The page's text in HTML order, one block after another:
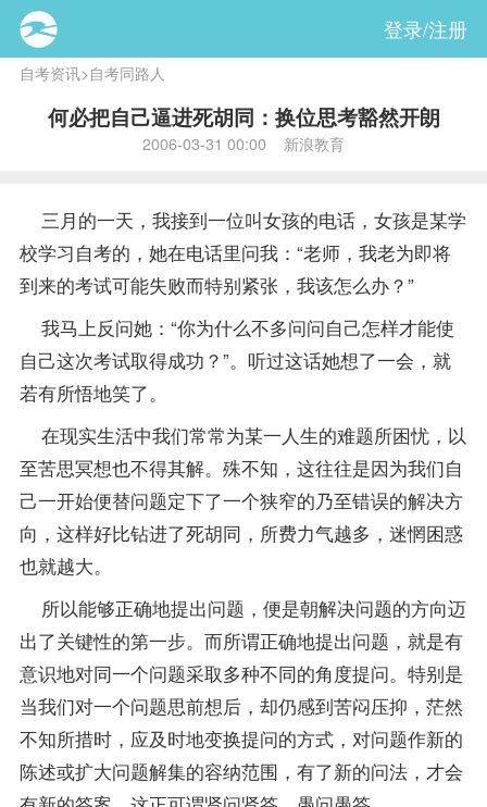
登录/注册
自考资讯>自考同路人
何必把自己逼进死胡同：换位思考豁然开朗
2006-03-31 00:00 新浪教育
三月的一天，我接到一位叫女孩的电话，女孩是某学
校学习自考的，她在电话里问我：“老师，我老为即将
到来的考试可能失败而特别紧张，我该怎么办？”
我马上反问她：“你为什么不多问问自己怎样才能使
自己这次考试取得成功？”。听过这话她想了一会，就
若有所悟地笑了。
在现实生活中我们常常为某一人生的难题所困忧，以
至苦思冥想也不得其解。殊不知，这往往是因为我们自
己一开始便替问题定下了一个狭窄的乃至错误的解决方
向，这样好比钻进了死胡同，所费力气越多，迷惘困惑
也就越大。
所以能够正确地提出问题，便是朝解决问题的方向迈
出了关键性的第一步。而所谓正确地提出问题，就是有
意识地对同一个问题采取多种不同的角度提问。特别是
当我们对一个问题思前想后，却仍感到苦闷压抑，茫然
不知所措时，应及时地变换提问的方式，对问题作新的
陈述或扩大问题解集的容纳范围，有了新的问法，才会